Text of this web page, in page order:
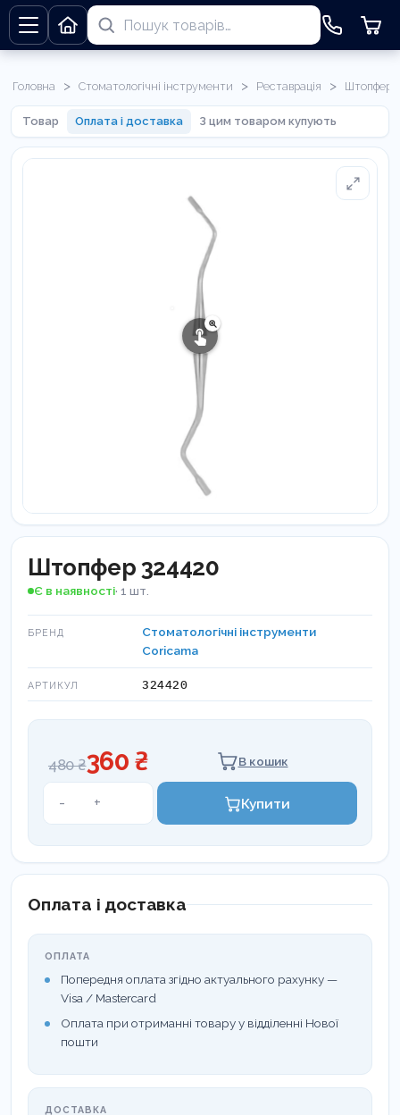
Головна > Стоматологічні інструменти > Реставрація > Штопфери
Товар Оплата і доставка З цим товаром купують
Штопфер 324420
Є в наявності· 1 шт.
БРЕНД
Стоматологічні інструменти
Coricama
АРТИКУЛ 324420
480 ₴360 ₴ В кошик
-
Штопфер
+ Купити
Оплата і доставка
ОПЛАТА
Попередня оплата згідно актуального рахунку —
Visa / Mastercard
Оплата при отриманні товару у відділенні Нової
пошти
ДОСТАВКА